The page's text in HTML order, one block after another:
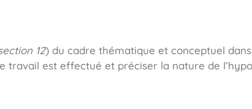
12) du cadre thématique et conceptuel
travail est effectué et préciser la nature de